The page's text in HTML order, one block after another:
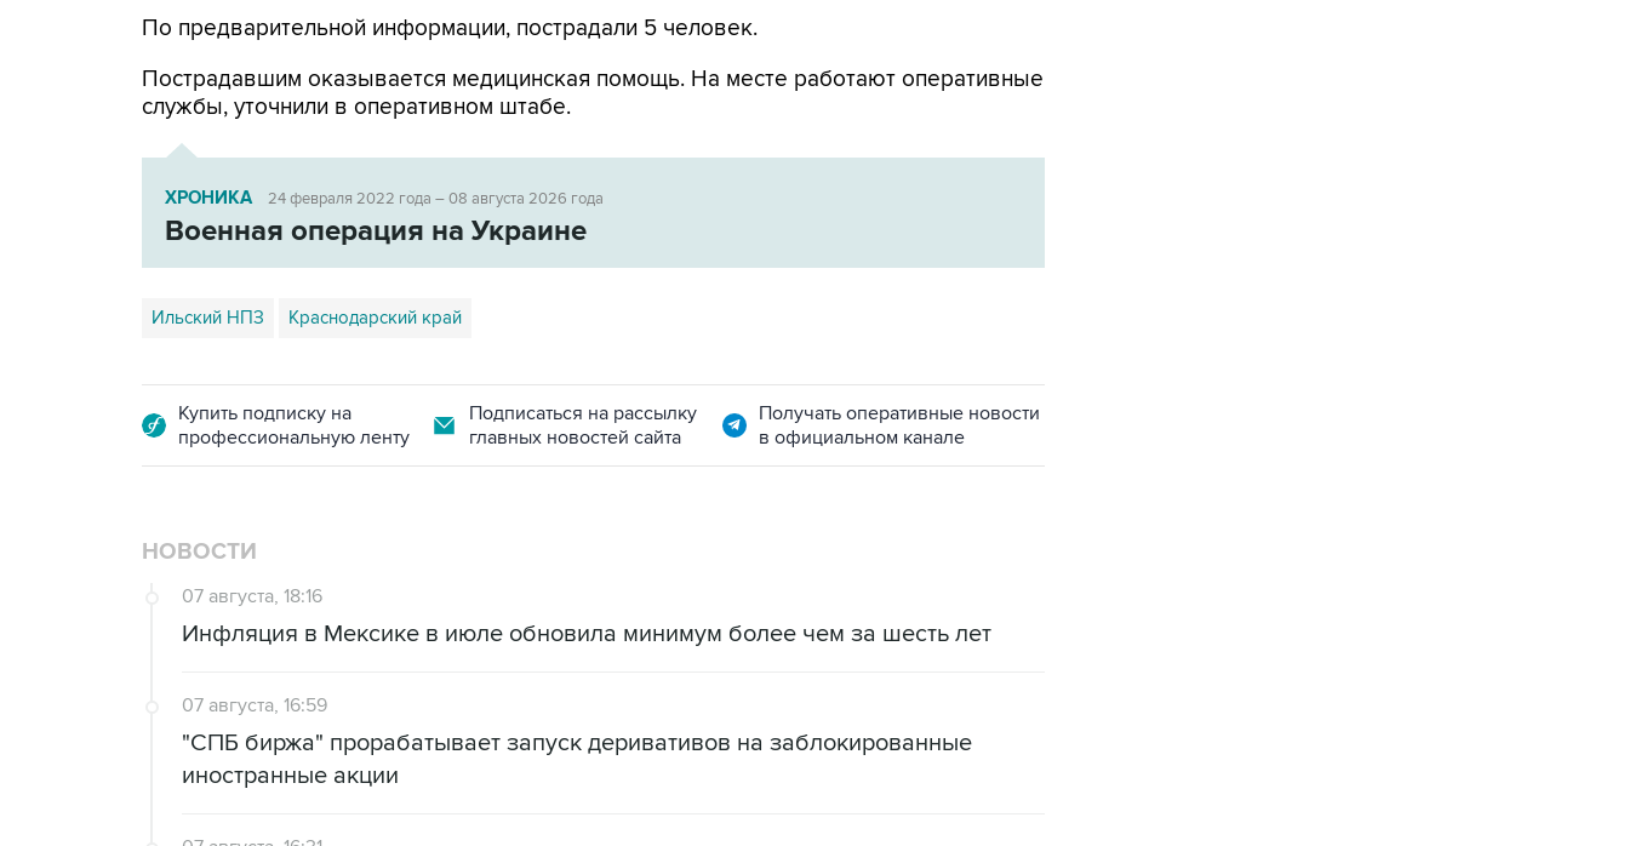
По предварительной информации, пострадали 5 человек.
Пострадавшим оказывается медицинская помощь. На месте работают оперативные
службы, уточнили в оперативном штабе.
ХРОНИКА 24 февраля 2022 года – 08 августа 2026 года
Военная операция на Украине
Ильский НПЗ Краснодарский край
Купить подписку на
профессиональную ленту
Подписаться на рассылку
главных новостей сайта
Получать оперативные новости
в официальном канале
НОВОСТИ
07 августа, 18:16
Инфляция в Мексике в июле обновила минимум более чем за шесть лет
07 августа, 16:59
"СПБ биржа" прорабатывает запуск деривативов на заблокированные
иностранные акции